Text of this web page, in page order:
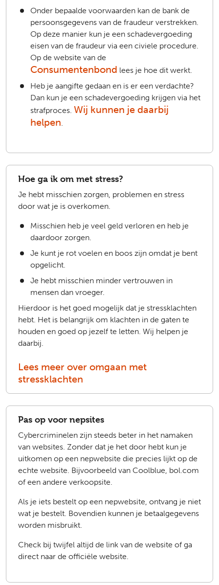
Onder bepaalde voorwaarden kan de bank de
persoonsgegevens van de fraudeur verstrekken.
Op deze manier kun je een schadevergoeding
eisen van de fraudeur via een civiele procedure.
Op de website van de
Consumentenbond lees je hoe dit werkt.
Heb je aangifte gedaan en is er een verdachte?
Dan kun je een schadevergoeding krijgen via het
strafproces. Wij kunnen je daarbij
helpen
Hoe ga ik om met stress?
Je hebt misschien zorgen, problemen en stress
door wat je is overkomen.
Misschien heb je veel geld verloren en heb je
daardoor zorgen.
Je kunt je rot voelen en boos zijn omdat je bent
opgelicht.
Je hebt misschien minder vertrouwen in
mensen dan vroeger.
Hierdoor is het goed mogelijk dat je stressklachten
hebt. Het is belangrijk om klachten in de gaten te
houden en goed op jezelf te letten. Wij helpen je
daarbij.
Lees meer over omgaan met
stressklachten
Pas op voor nepsites
Cybercriminelen zijn steeds beter in het namaken
van websites. Zonder dat je het door hebt kun je
uitkomen op een nepwebsite die precies lijkt op de
echte website. Bijvoorbeeld van Coolblue, bol.com
of een andere verkoopsite.
Als je iets bestelt op een nepwebsite, ontvang je niet
wat je bestelt. Bovendien kunnen je betaalgegevens
worden misbruikt.
Check bij twijfel altijd de link van de website of ga
direct naar de officiële website.